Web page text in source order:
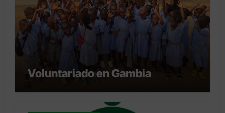
Voluntariado en Gambia